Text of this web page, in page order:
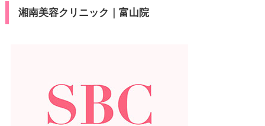
湘南美容クリニック｜富山院